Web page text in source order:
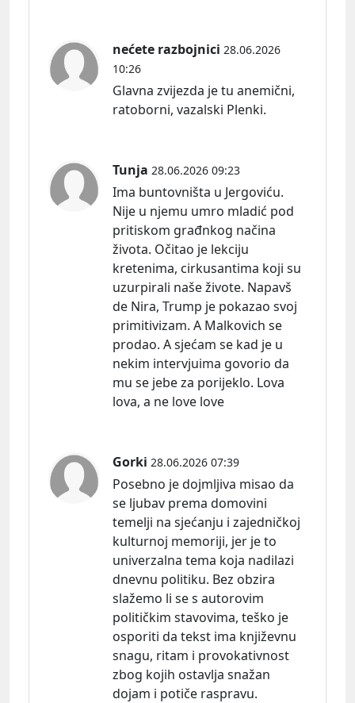
nećete razbojnici 28.06.2026
10:26
Glavna zvijezda je tu anemični,
ratoborni, vazalski Plenki.
Tunja 28.06.2026 09:23
Ima buntovništa u Jergoviću.
Nije u njemu umro mladić pod
pritiskom građnkog načina
života. Očitao je lekciju
kretenima, cirkusantima koji su
uzurpirali naše živote. Napavš
de Nira, Trump je pokazao svoj
primitivizam. A Malkovich se
prodao. A sjećam se kad je u
nekim intervjuima govorio da
mu se jebe za porijeklo. Lova
lova, a ne love love
Gorki 28.06.2026 07:39
Posebno je dojmljiva misao da
se ljubav prema domovini
temelji na sjećanju i zajedničkoj
kulturnoj memoriji, jer je to
univerzalna tema koja nadilazi
dnevnu politiku. Bez obzira
slažemo li se s autorovim
političkim stavovima, teško je
osporiti da tekst ima književnu
snagu, ritam i provokativnost
zbog kojih ostavlja snažan
dojam i potiče raspravu.